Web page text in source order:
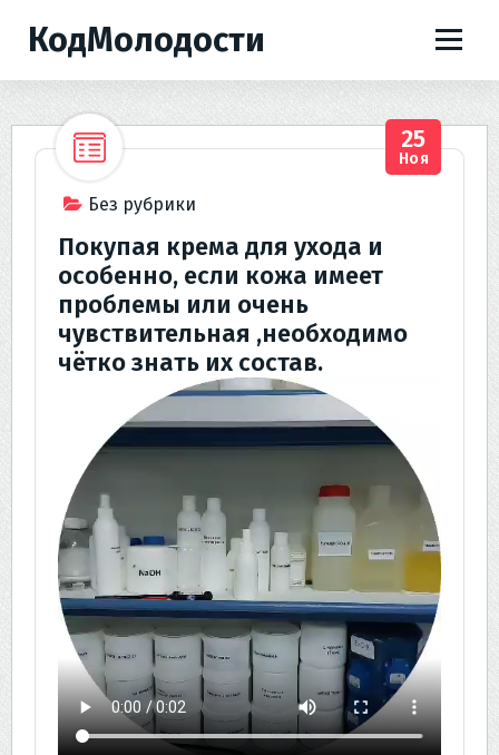
е
КодМолодости
Без рубрики
25
Ноя
Покупая крема для ухода и
особенно, если кожа имеет
проблемы или очень
чувствительная ,необходимо
чётко знать их состав.